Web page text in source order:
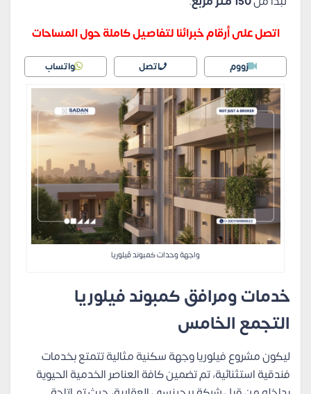
اتصل على أرقام خبرائنا لتفاصيل كاملة حول المساحات
زووم اتصل واتساب
واجهة وحدات كمبوند ڤيلوريا
خدمات ومرافق كمبوند فيلوريا
التجمع الخامس
ليكون مشروع فيلوريا وجهة سكنية مثالية تتمتع بخدمات
فندقية استثنائية، تم تضمين كافة العناصر الخدمية الحيوية